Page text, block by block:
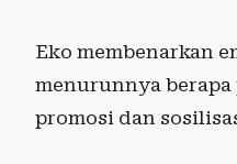
Eko membenarkan
menurunnya
promosi dan